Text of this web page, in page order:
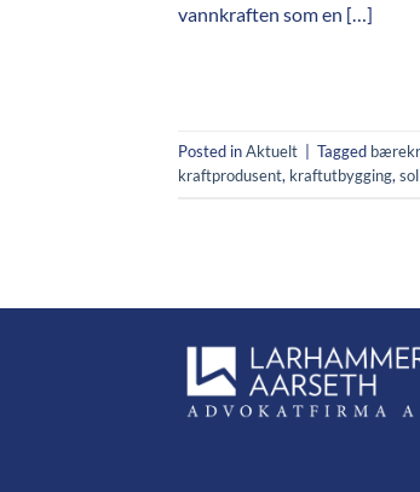
vannkraften som en […]
Posted inAktuelt Tagged
kraftprodusent, kraftutbygging,